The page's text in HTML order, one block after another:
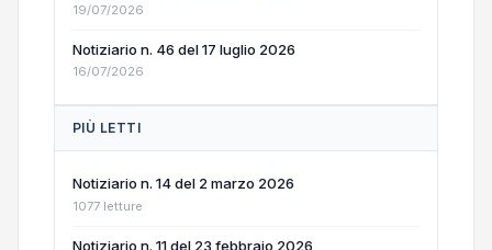
19/07/2026
Notiziario n. 46 del 17 luglio 2026
16/07/2026
PIÙ LETTI
Notiziario n. 14 del 2 marzo 2026
1077 letture
Notiziario n. 11 del 23 febbraio 2026